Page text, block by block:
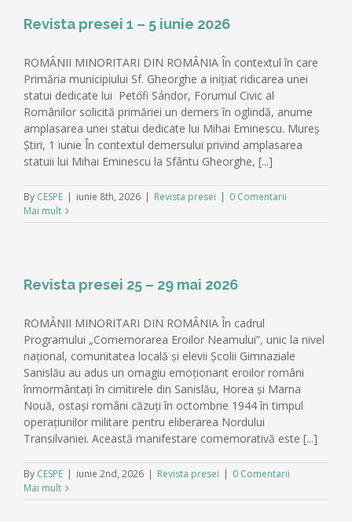
Revista presei 1 – 5 iunie 2026
ROMÂNII MINORITARI DIN ROMÂNIA În contextul în care
Primăria municipiului Sf. Gheorghe a inițiat ridicarea unei
statui dedicate lui Petőfi Sándor, Forumul Civic al
Românilor solicită primăriei un demers în oglindă, anume
amplasarea unei statui dedicate lui Mihai Eminescu. Mureș
Știri, 1 iunie În contextul demersului privind amplasarea
statuii lui Mihai Eminescu la Sfântu Gheorghe, [...]
By CESPE | iunie 8th, 2026 | Revista presei | 0 Comentarii
Mai mult
Revista presei 25 – 29 mai 2026
ROMÂNII MINORITARI DIN ROMÂNIA În cadrul
Programului „Comemorarea Eroilor Neamului”, unic la nivel
național, comunitatea locală și elevii Școlii Gimnaziale
Sanislău au adus un omagiu emoționant eroilor români
înmormântați în cimitirele din Sanislău, Horea și Marna
Nouă, ostași români căzuți în octombrie 1944 în timpul
operațiunilor militare pentru eliberarea Nordului
Transilvaniei. Această manifestare comemorativă este [...]
By CESPE | iunie 2nd, 2026 | Revista presei | 0 Comentarii
Mai mult